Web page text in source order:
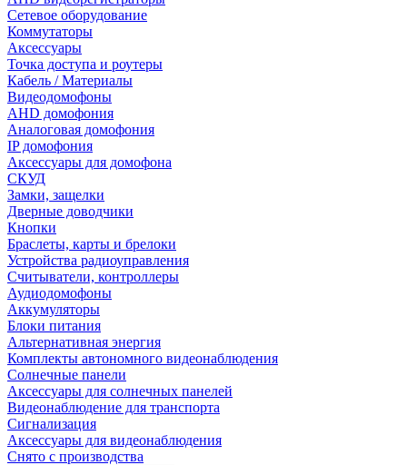
Сетевое оборудование
Коммутаторы
Аксессуары
Точка доступа и роутеры
Кабель / Материалы
Видеодомофоны
AHD домофония
Аналоговая домофония
IP домофония
Аксессуары для домофона
СКУД
Замки, защелки
Дверные доводчики
Кнопки
Браслеты, карты и брелоки
Устройства радиоуправления
Считыватели, контроллеры
Аудиодомофоны
Аккумуляторы
Блоки питания
Альтернативная энергия
Комплекты автономного видеонаблюдения
Солнечные панели
Аксессуары для солнечных панелей
Видеонаблюдение для транспорта
Сигнализация
Аксессуары для видеонаблюдения
Снято с производства